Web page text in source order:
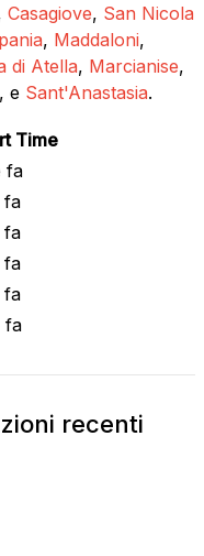
Casagiove, San Nicola
, Maddaloni,
di Atella, Marcianise,
, e Sant'Anastasia.
Time
fa
fa
fa
fa
fa
fa
recenti